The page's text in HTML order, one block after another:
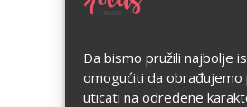
Da bismo pružili najbolje
omogućiti da obrađujemo
uticati na određene